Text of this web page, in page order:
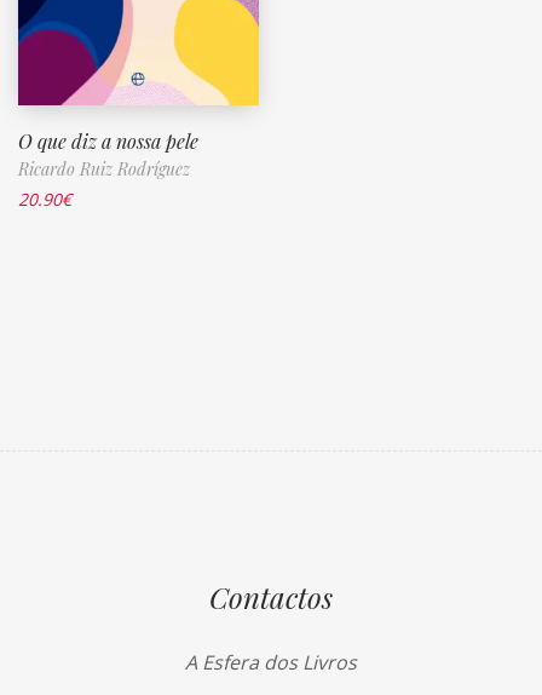
O que diz a nossa pele
Ricardo Ruiz Rodríguez
20.90€
Contactos
A Esfera dos Livros